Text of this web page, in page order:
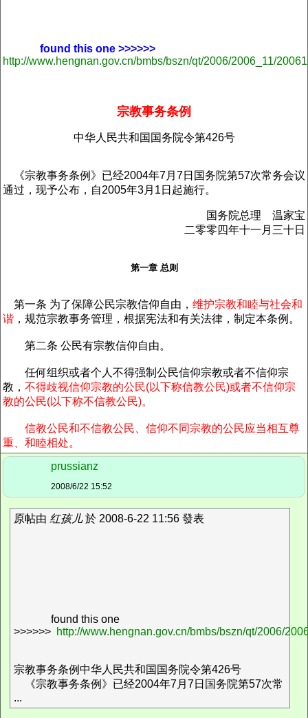
found this one >>>>>>
http://www.hengnan.gov.cn/bmbs/bszn/qt/2006/2006_11/
宗教事务条例
中华人民共和国国务院令第426号
《宗教事务条例》已经2004年7月7日国务院第57次常务会议
通过，现予公布，自2005年3月1日起施行。
国务院总理 温家宝
二零零四年十一月三十日
第一章 总则
第一条 为了保障公民宗教信仰自由， 维护宗教和睦与社会和
谐 ，规范宗教事务管理，根据宪法和有关法律，制定本条例。
第二条 公民有宗教信仰自由。
任何组织或者个人不得强制公民信仰宗教或者不信仰宗
教， 不得歧视信仰宗教的公民(以下称信教公民)或者不信仰宗
教的公民(以下称不信教公民)。
信教公民和不信教公民、信仰不同宗教的公民应当相互尊
重、和睦相处。
prussianz
2008/6/22 15:52
原帖由 红孩儿於 2008-6-22 11:56 發表
found this one
>>>>>> http://www.hengnan.gov.cn/bmbs/bszn/qt/2006/
宗教事务条例中华人民共和国国务院令第426号
《宗教事务条例》已经2004年7月7日国务院第57次常
...